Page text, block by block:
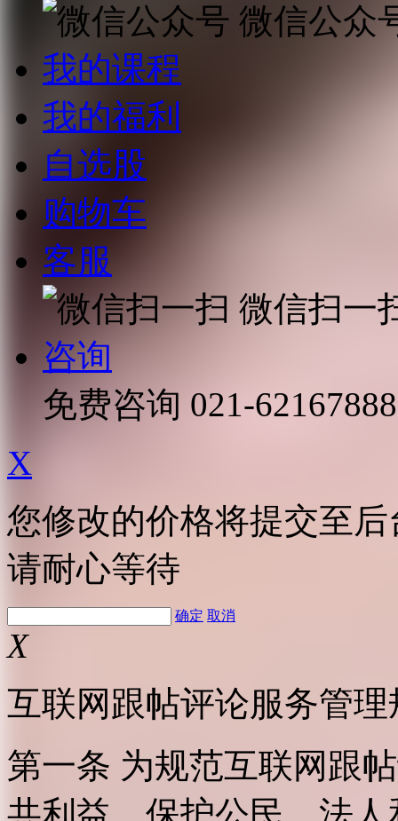
微信公众
我的课程
我的福利
自选股
购物车
客服
微信扫一
咨询
免费咨询 021-62167888
X
您修改的价格将提交至
请耐心等待
确定 取消
X
互联网跟帖评论服务管理
第一条 为规范互联网跟
共利益，保护公民、法